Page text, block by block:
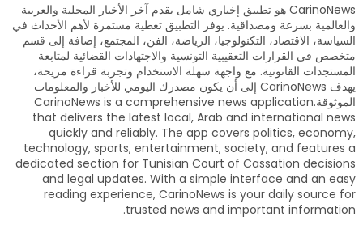
CarinoNews هو تطبيق إخباري شامل يقدم آخر الأخبار المحلية والعربية
والعالمية بسرعة ومصداقية. يوفر التطبيق تغطية مستمرة لأهم الأحداث في
السياسة، الاقتصاد، التكنولوجيا، الرياضة، الفن، المجتمع، إضافة إلى قسم
متخصص في القرارات التعقيبية التونسية والاجتهادات القضائية لمتابعة
المستجدات القانونية. مع واجهة سهلة الاستخدام وتجربة قراءة مريحة،
يهدف CarinoNews إلى أن يكون مصدرك اليومي للأخبار والمعلومات
الموثوقة.CarinoNews is a comprehensive news application
that delivers the latest local, Arab and international news
quickly and reliably. The app covers politics, economy,
technology, sports, entertainment, society, and features a
dedicated section for Tunisian Court of Cassation decisions
and legal updates. With a simple interface and an easy
reading experience, CarinoNews is your daily source for
trusted news and important information.